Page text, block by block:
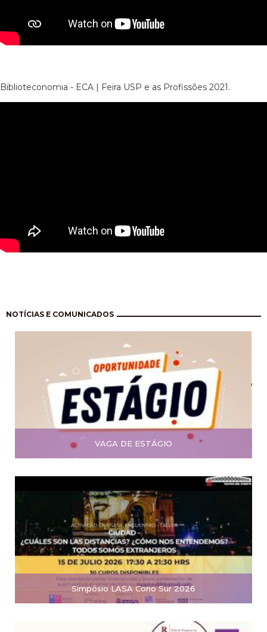
Biblioteconomia - ECA | Feira USP e as Profissões 2021.
NOTÍCIAS E COMUNICADOS
VAGA DE ESTÁGIO
Simpósio LASA Cono Sur 2026
Paginação